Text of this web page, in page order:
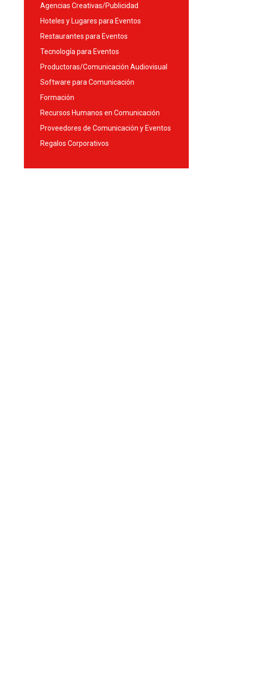
Agencias Creativas/Publicidad
Hoteles y Lugares para Eventos
Restaurantes para Eventos
Tecnología para Eventos
Productoras/Comunicación Audiovisual
Software para Comunicación
Formación
Recursos Humanos en Comunicación
Proveedores de Comunicación y Eventos
Regalos Corporativos